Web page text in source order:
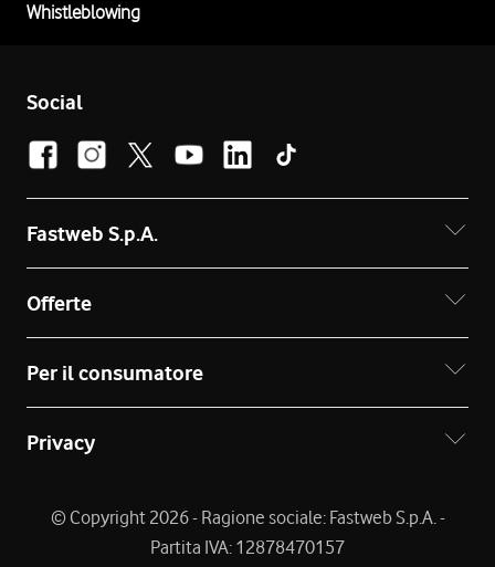
Whistleblowing
Social
Fastweb S.p.A.
Offerte
Per il consumatore
Privacy
© Copyright 2026 - Ragione sociale: Fastweb S.p.A. -
Partita IVA: 12878470157